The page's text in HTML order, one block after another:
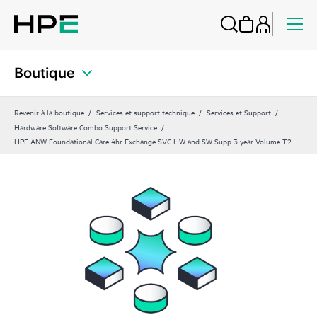
Boutique
Revenir à la boutique Services et support technique
Services et Support
Hardware Software Combo Support Service
HPE ANW Foundational Care 4hr Exchange SVC HW and SW Supp 3 year Volume T2